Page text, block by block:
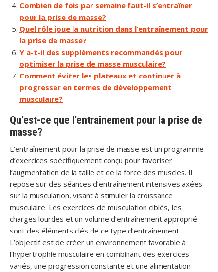
Combien de fois par semaine faut-il s’entraîner
pour la prise de masse?
Quel rôle joue la nutrition dans l’entraînement pour
la prise de masse?
Y a-t-il des suppléments recommandés pour
optimiser la prise de masse musculaire?
Comment éviter les plateaux et continuer à
progresser en termes de développement
musculaire?
Qu’est-ce que l’entraînement pour la prise de
masse?
L’entraînement pour la prise de masse est un programme
d’exercices spécifiquement conçu pour favoriser
l’augmentation de la taille et de la force des muscles. Il
repose sur des séances d’entraînement intensives axées
sur la musculation, visant à stimuler la croissance
musculaire. Les exercices de musculation ciblés, les
charges lourdes et un volume d’entraînement approprié
sont des éléments clés de ce type d’entraînement.
L’objectif est de créer un environnement favorable à
l’hypertrophie musculaire en combinant des exercices
variés, une progression constante et une alimentation